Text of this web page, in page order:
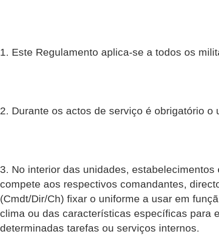
1. Este Regulamento aplica-se a todos os
2. Durante os actos de serviço é obrigatório o
3. No interior das unidades, estabelecimentos
compete aos respectivos comandantes,
(Cmdt/Dir/Ch) fixar o uniforme a usar em
clima ou das características específicas para
determinadas tarefas ou serviços internos.